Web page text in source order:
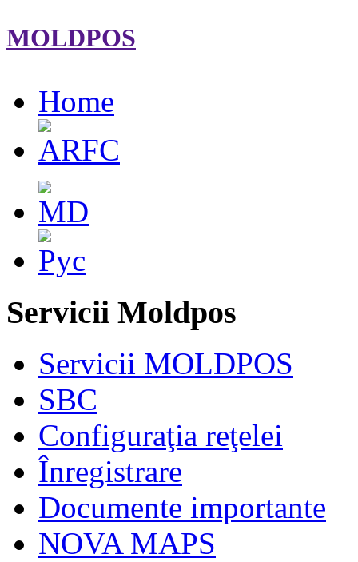
MOLDPOS
Home
Servicii Moldpos
Servicii MOLDPOS
SBC
Configuraţia reţelei
Înregistrare
Documente importante
NOVA MAPS